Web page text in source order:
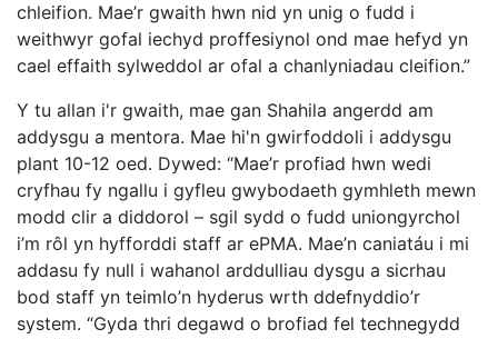
chleifion. Mae’r gwaith hwn nid yn unig o fudd i
weithwyr gofal iechyd proffesiynol ond mae hefyd yn
cael effaith sylweddol ar ofal a chanlyniadau cleifion.”
Y tu allan i'r gwaith, mae gan Shahila angerdd am
addysgu a mentora. Mae hi'n gwirfoddoli i addysgu
plant 10-12 oed. Dywed: “Mae’r profiad hwn wedi
cryfhau fy ngallu i gyfleu gwybodaeth gymhleth mewn
modd clir a diddorol – sgil sydd o fudd uniongyrchol
i’m rôl yn hyfforddi staff ar ePMA. Mae’n caniatáu i mi
addasu fy null i wahanol arddulliau dysgu a sicrhau
bod staff yn teimlo’n hyderus wrth ddefnyddio’r
system. “Gyda thri degawd o brofiad fel technegydd